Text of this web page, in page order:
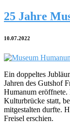
25 Jahre
10.07.2022
Ein doppeltes
Jahren des Gutshof
Humanum
Kulturbrücke statt,
mitgestalten durfte.
Freisel erschien.